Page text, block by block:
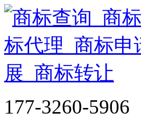
177-3260-5906